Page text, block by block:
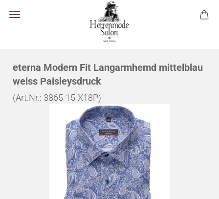
eterna Modern Fit Langarmhemd mittelblau
weiss Paisleysdruck
(Art.Nr.: 3865-15-X18P)